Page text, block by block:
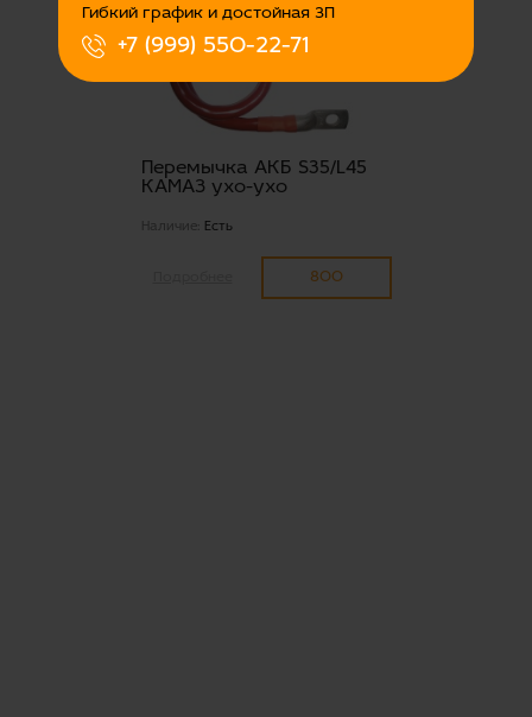
Гибкий график и достойная ЗП
+7 (999) 550-22-71
Перемычка АКБ S35/L45
КАМАЗ ухо-ухо
Наличие: Есть
800